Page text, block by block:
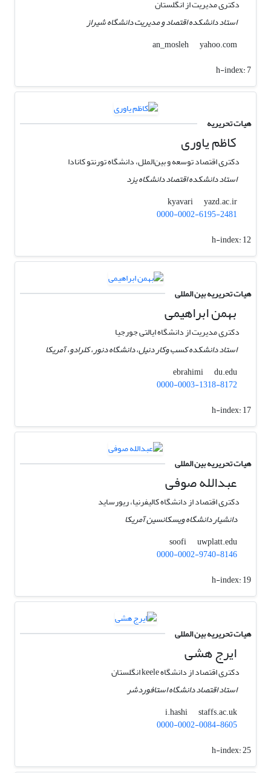
دکتری مدیریت از انگلستان
استاد دانشکده اقتصاد و مدیریت دانشگاه شیراز
an_mosleh
yahoo.com
h-index:7
هیات تحریریه
کاظم یاوری
دکتری اقتصاد توسعه و بین‌الملل، دانشگاه تورنتو کانادا
استاد دانشکده اقتصاد دانشگاه یزد
kyavari
yazd.ac.ir
0000-0002-6195-2481
h-index:12
هیات تحریریه بین المللی
بهمن ابراهیمی
دکتری مدیریت از دانشگاه ایالتی جورجیا
استاد دانشکده کسب وکار دنیل، دانشگاه دنور، کلرادو، آمریکا
ebrahimi
du.edu
0000-0003-1318-8172
h-index:17
هیات تحریریه بین المللی
عبدالله صوفی
دکتری اقتصاد از دانشگاه کالیفرنیا، ریورساید
دانشیار دانشگاه ویسکانسین آمریکا
soofi
uwplatt.edu
0000-0002-9740-8146
h-index:19
هیات تحریریه بین المللی
ایرج هشی
دکتری اقتصاد از دانشگاه keele انگلستان
استاد اقتصاد دانشگاه استافوردشر
i.hashi
staffs.ac.uk
0000-0002-0084-8605
h-index:25